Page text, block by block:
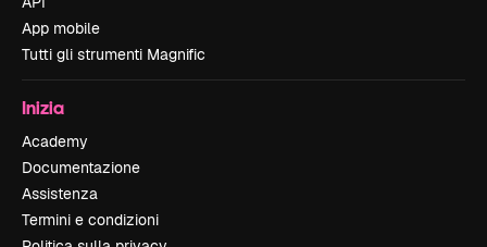
App mobile
Tutti gli strumenti Magnific
Inizia
Academy
Documentazione
Assistenza
Termini e condizioni